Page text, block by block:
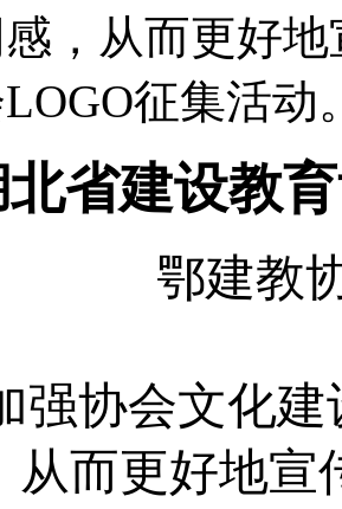
，从而更好
征集活动
省建设教
鄂建教
强协会文化
从而更好地宣